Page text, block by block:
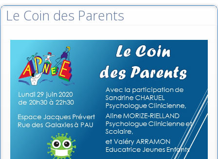
Le Coin des Parents